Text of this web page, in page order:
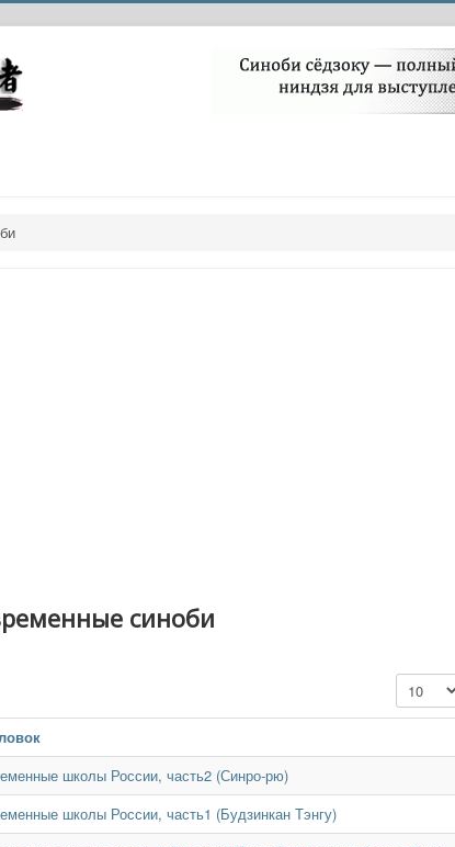
синоби
Кол-во
школы России, часть2 (Синро-рю)
школы России, часть1 (Будзинкан Тэнгу)